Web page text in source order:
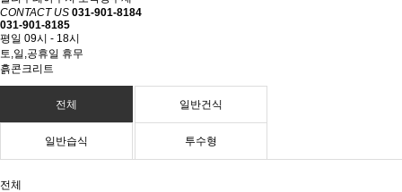
CONTACT US 031-901-8184
031-901-8185
평일 09시 - 18시
토,일,공휴일 휴무
흙콘크리트
전체 일반건식
일반습식 투수형
전체